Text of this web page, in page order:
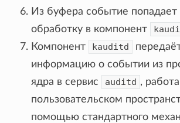
Из буфера событие попадает
обработку в компонент
Компонент
kauditd
информацию о событии из
ядра в сервис
auditd ,
пользовательском
помощью стандартного